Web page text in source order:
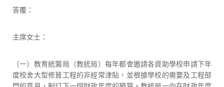
答覆：
主席女士：
（一）教育統籌局（教統局）每年都會邀請各資助學校申請下年
度校舍大型修葺工程的非經常津貼，並根據學校的需要及工程部